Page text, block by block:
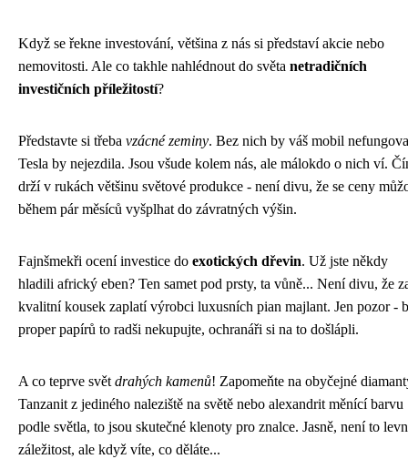
Když se řekne investování, většina z nás si představí akcie nebo
nemovitosti. Ale co takhle nahlédnout do světa netradičních
investičních příležitostí?
Představte si třeba vzácné zeminy. Bez nich by váš mobil
Tesla by nejezdila. Jsou všude kolem nás, ale málokdo o nich ví.
drží v rukách většinu světové produkce - není divu, že se ceny
během pár měsíců vyšplhat do závratných výšin.
Fajnšmekři ocení investice do exotických dřevin. Už jste někdy
hladili africký eben? Ten samet pod prsty, ta vůně... Není divu, že
kvalitní kousek zaplatí výrobci luxusních pian majlant. Jen pozor -
proper papírů to radši nekupujte, ochranáři si na to došlápli.
A co teprve svět drahých kamenů! Zapomeňte na obyčejné
Tanzanit z jediného naleziště na světě nebo alexandrit měnící barvu
podle světla, to jsou skutečné klenoty pro znalce. Jasně, není to
záležitost, ale když víte, co děláte...